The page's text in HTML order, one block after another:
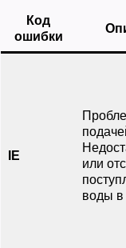
Код
ошибки
IE
или
воды